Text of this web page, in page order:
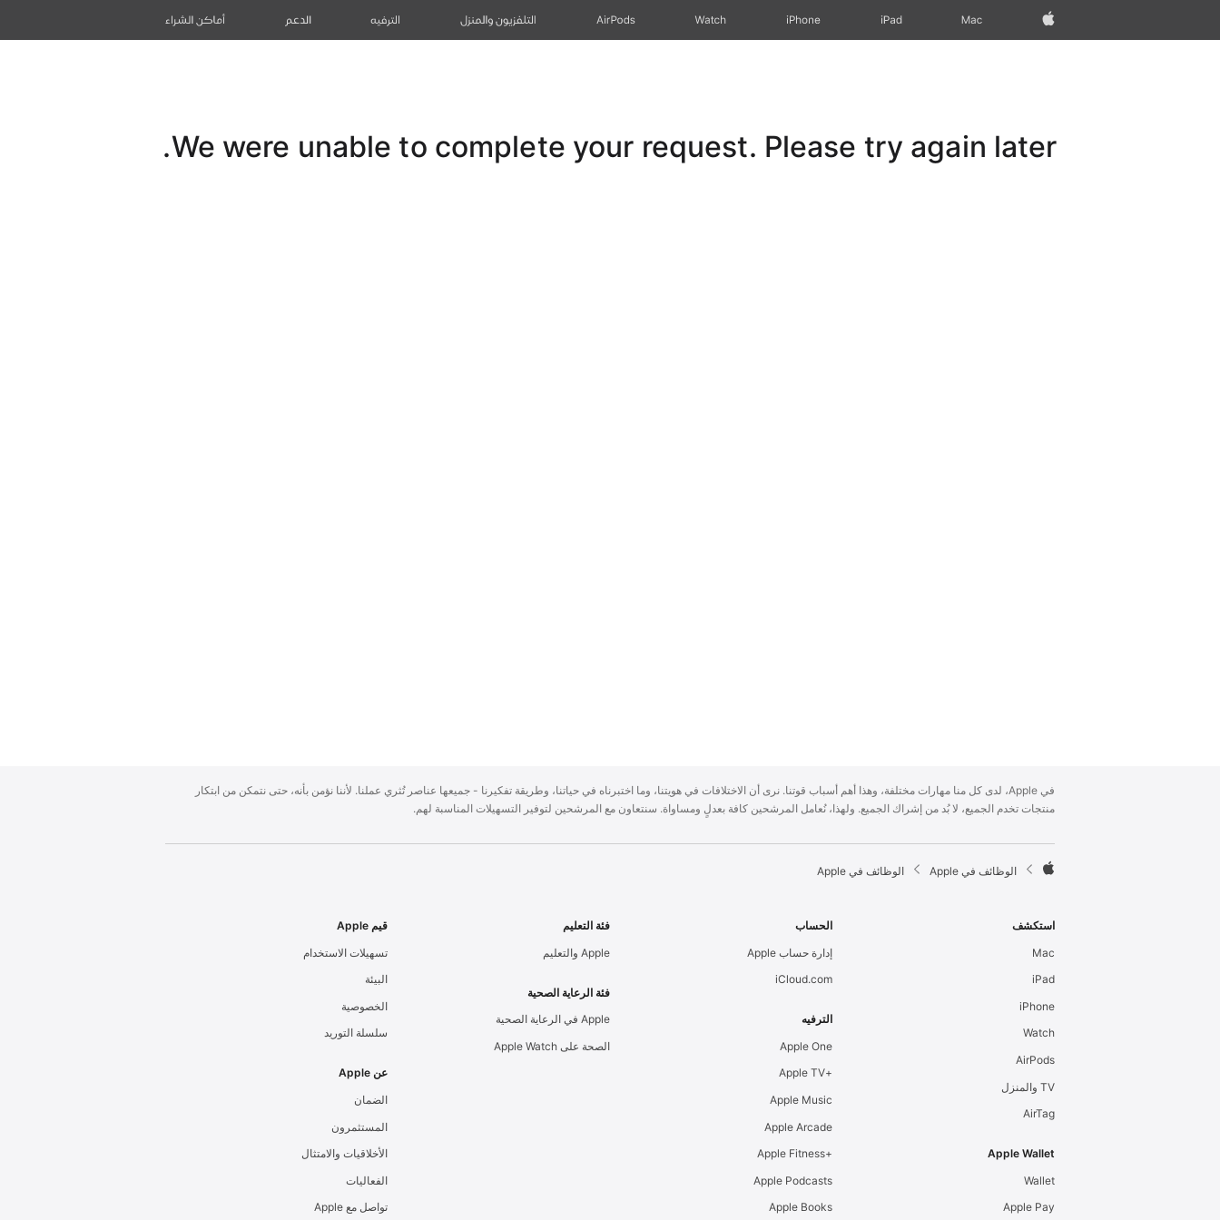
Apple‏
Mac
iPad‏
iPhone
Watch
AirPods التلفزيون والمنزل الترفيه الدعم أماكن الشراء
We were unable to complete your request. Please try again later.
p
p
e
F
t
r
في Apple، لدى كل منا مهارات مختلفة، وهذا أهم أسباب قوتنا. نرى أن الاختلافات في هويتنا، وما اختبرناه في حياتنا، وطريقة تفكيرنا - جميعها عناصر تُثري عملنا. لأننا نؤمن بأنه، حتى نتمكن من ابتكار
منتجات تخدم الجميع، لا بُد من إشراك الجميع. ولهذا، نُعامل المرشحين كافة بعدلٍ ومساواة. سنتعاون مع المرشحين لتوفير التسهيلات المناسبة لهم.

p
e
الوظائف في Apple الوظائف في Apple
استكشف
Mac
iPad
iPhone
Watch
AirPods
TV والمنزل
AirTag
Apple Wallet
Wallet
Apple Pay
الحساب
إدارة حساب Apple
iCloud.com
الترفيه
Apple One
+Apple TV
Apple Music
Apple Arcade
+Apple Fitness
Apple Podcasts
Apple Books
فئة التعليم
Apple والتعليم
فئة الرعاية الصحية
Apple في الرعاية الصحية
الصحة على Apple Watch
قيم Apple
تسهيلات الاستخدام
البيئة
الخصوصية
سلسلة التوريد
عن Apple
الضمان
المستثمرون
الأخلاقيات والامتثال
الفعاليات
تواصل مع Apple